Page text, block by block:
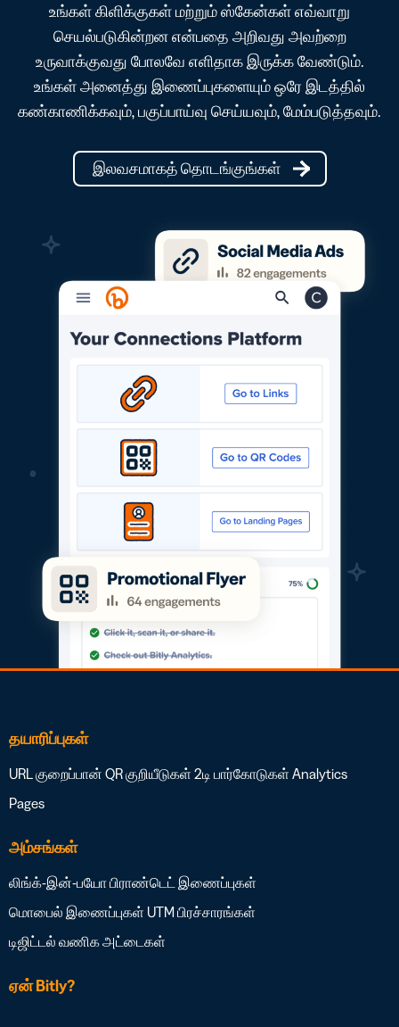
உங்கள் கிளிக்குகள் மற்றும் ஸ்கேன்கள் எவ்வாறு
செயல்படுகின்றன என்பதை அறிவது அவற்றை
உருவாக்குவது போலவே எளிதாக இருக்க வேண்டும்.
உங்கள் அனைத்து இணைப்புகளையும் ஒரே இடத்தில்
கண்காணிக்கவும், பகுப்பாய்வு செய்யவும், மேம்படுத்தவும்.
இலவசமாகத் தொடங்குங்கள்
தயாரிப்புகள்
URL குறைப்பான் QR குறியீடுகள் 2டி பார்கோடுகள் Analytics
Pages
அம்சங்கள்
லிங்க்-இன்-பயோபிராண்டெட் இணைப்புகள்
மொபைல் இணைப்புகள் UTM பிரச்சாரங்கள்
டிஜிட்டல் வணிக அட்டைகள்
ஏன் Bitly?